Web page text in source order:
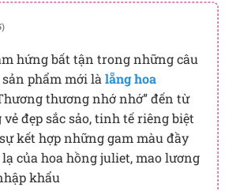
hứng bất tận trong những câu
phẩm mới là lẵng hoa
thương nhớ nhớ” đến từ
đẹp sắc sảo, tinh tế riêng biệt
kết hợp những gam màu đầy
của hoa hồng juliet, mao lương
khẩu